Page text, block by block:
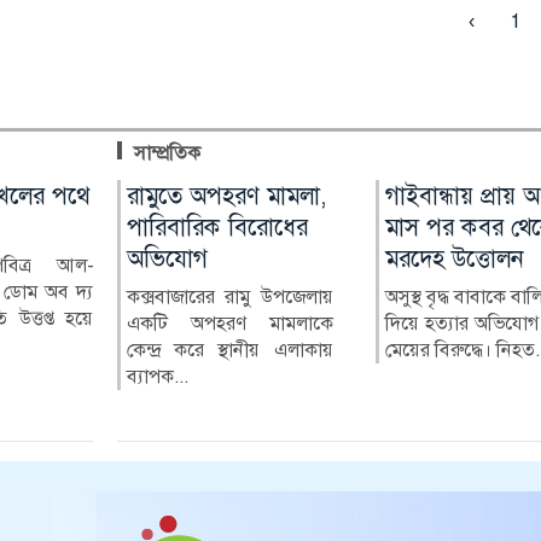
‹ 1
সাম্প্রতিক
পথে
আল-
অব দ্য
উত্তপ্ত হয়ে
হরমুজ চুক্তি নিয়ে
আশাবাদী ওয়াশিংটন
বৈশ্বিক বাণিজ্যের অন্যতম
গুরুত্বপূর্ণ নৌপথ হরমুজ প্রণালি
পুনরায় চালুর বিষয়ে চ...
বোয়ালমারীতে
নিয়মবহির্ভূতভাবে
বিদ্যালয়ের
বিক্রির অভিযোগ
ফরিদপুরের
উপজেলার
ক্রিকেট
ও
সাবেক
রামুতে অপহরণ মামলা,
পারিবারিক বিরোধের
অভিযোগ
কক্সবাজারের রামু উপজেলায়
একটি অপহরণ মামলাকে
কেন্দ্র করে স্থানীয় এলাকায়
ব্যাপক...
গাইবান্ধায় প্রায়
মাস পর কবর
মরদেহ উত্তোলন
অসুস্থ বৃদ্ধ বাবাকে
দিয়ে হত্যার
মেয়ের বিরুদ্ধে।